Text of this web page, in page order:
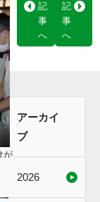
が
記
事
へ
記
事
へ
アーカイ
ブ
2026